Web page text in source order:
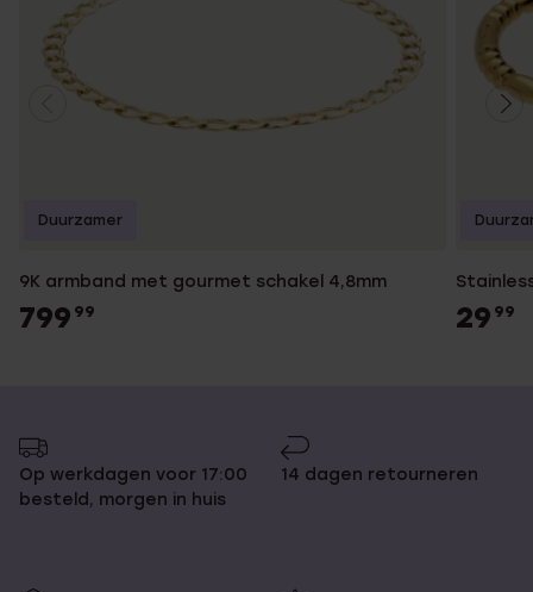
9K armband met gourmet schakel 4,8mm
799 99
Duurzamer
29 99
Op werkdagen voor 17:00
besteld, morgen in huis
14 dagen retourneren